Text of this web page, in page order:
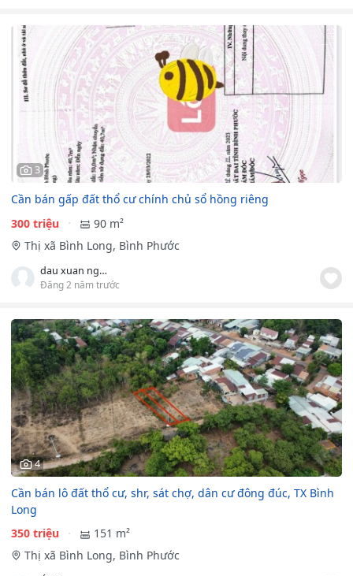
3
Cần bán gấp đất thổ cư chính chủ sổ hồng riêng
300 triệu
90 m²
Thị xã Bình Long, Bình Phước
dau xuan nguyen
Đăng 2 năm trước
4
Cần bán lô đất thổ cư, shr, sát chợ, dân cư đông đúc, TX Bình
Long
350 triệu
151 m²
Thị xã Bình Long, Bình Phước